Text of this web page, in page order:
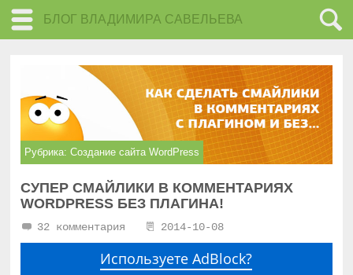
БЛОГ ВЛАДИМИРА САВЕЛЬЕВА
Рубрика:Создание сайта WordPress
СУПЕР СМАЙЛИКИ В КОММЕНТАРИЯХ
WORDPRESS БЕЗ ПЛАГИНА!
32 комментария 2014-10-08
Используете AdBlock?